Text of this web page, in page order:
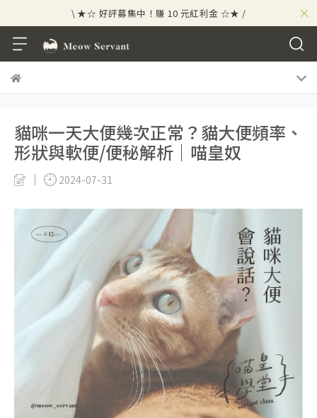
×
\ ★☆ 好評募集中！賺 10 元紅利金 ☆★ /
⟡⣠𝘄𝗲𝗹𝗰𝗼𝗺𝗲 ⁘ 新會員贈 50 元紅利金
\ ★☆ 好評募集中！賺 10 元紅利金 ☆★ /
貓咪一天大便幾次正常？貓大便頻率、
形狀與軟便/便秘解析｜喵皇奴
2024-07-31